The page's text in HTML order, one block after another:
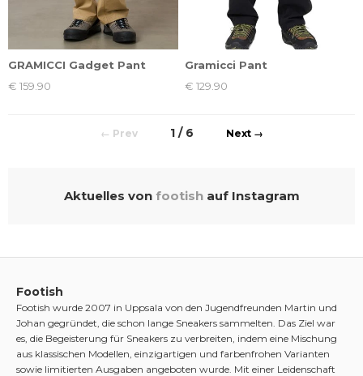
GRAMICCI Gadget Pant
€ 159.90
Gramicci Pant
€ 129.90
← 1 / 6 →
Aktuelles von footishauf Instagram
Footish
Footish wurde 2007 in Uppsala von den Jugendfreunden Martin und
Johan gegründet, die schon lange Sneakers sammelten. Das Ziel war
es, die Begeisterung für Sneakers zu verbreiten, indem eine Mischung
aus klassischen Modellen, einzigartigen und farbenfrohen Varianten
sowie limitierten Ausgaben angeboten wurde. Mit einer Leidenschaft